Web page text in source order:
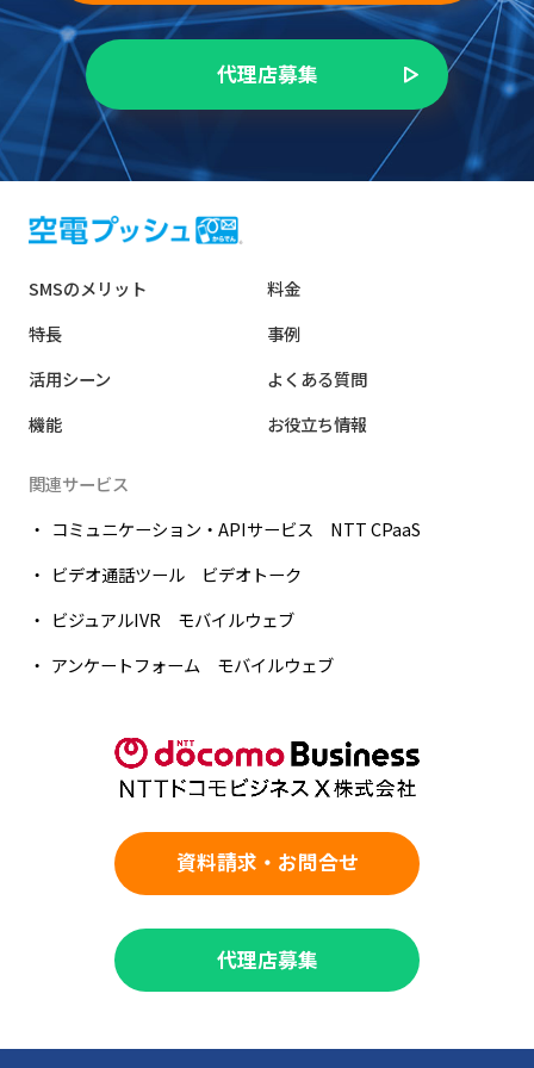
代理店募集
SMSのメリット
料金
特長
事例
活用シーン
よくある質問
機能
お役立ち情報
関連サービス
コミュニケーション・APIサービス NTT CPaaS
ビデオ通話ツール ビデオトーク
ビジュアルIVR モバイルウェブ
アンケートフォーム モバイルウェブ
資料請求・お問合せ
代理店募集